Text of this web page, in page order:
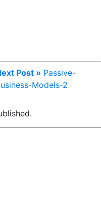
Post » Passive-
Models-2